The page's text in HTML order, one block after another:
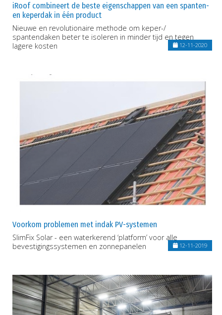
iRoof combineert de beste eigenschappen van een spanten-
en keperdak in één product
Nieuwe en revolutionaire methode om keper-/
spantendaken beter te isoleren in minder tijd en tegen
lagere kosten
12-11-2020
Voorkom problemen met indak PV-systemen
SlimFix Solar - een waterkerend ‘platform’ voor alle
bevestigingssystemen en zonnepanelen
12-11-2019